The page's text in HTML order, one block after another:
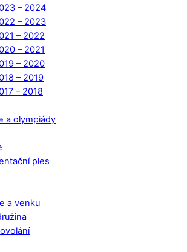
– 2024
– 2023
– 2022
– 2021
– 2020
– 2019
– 2018
a olympiády
ples
a venku